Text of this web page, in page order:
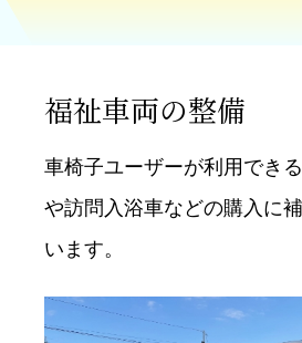
福祉車両の整備
⾞椅⼦ユーザーが利⽤でき
や訪問⼊浴⾞などの購⼊に
います。